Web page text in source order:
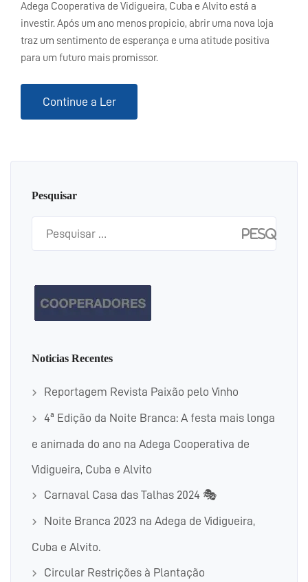
Adega Cooperativa de Vidigueira, Cuba e Alvito está a
investir. Após um ano menos propicio, abrir uma nova loja
traz um sentimento de esperança e uma atitude positiva
para um futuro mais promissor.
Continue a Ler
Pesquisar
Noticias Recentes
Reportagem Revista Paixão pelo Vinho
4ª Edição da Noite Branca: A festa mais longa
e animada do ano na Adega Cooperativa de
Vidigueira, Cuba e Alvito
Carnaval Casa das Talhas 2024 🎭
Noite Branca 2023 na Adega de Vidigueira,
Cuba e Alvito.
Circular Restrições à Plantação